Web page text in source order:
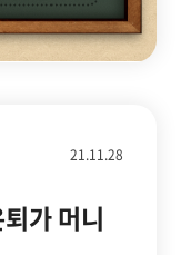
21.11.28
가 머니